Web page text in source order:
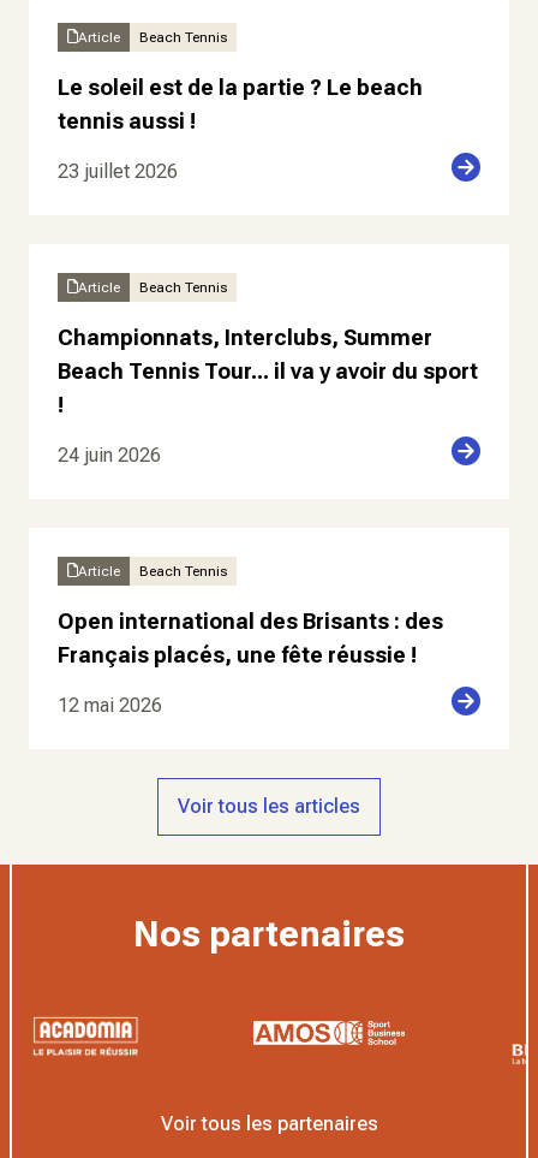
Article Beach Tennis
Le soleil est de la partie ? Le beach
tennis aussi !
23 juillet 2026
Article Beach Tennis
Championnats, Interclubs, Summer
Beach Tennis Tour... il va y avoir du sport
!
24 juin 2026
Article Beach Tennis
Open international des Brisants : des
Français placés, une fête réussie !
12 mai 2026
Voir tous les articles
Nos partenaires
Voir tous les partenaires